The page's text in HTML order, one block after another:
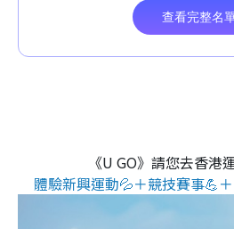
《U GO》請您去香港
體驗新興運動💦＋競技賽事💪